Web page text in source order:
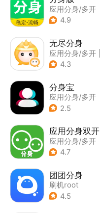
应用分身/多开
4.9
无尽分身
应用分身/多开
4.3
分身宝
应用分身/多开
2.5
应用分身双开
应用分身/多开
4.7
团团分身
刷机root
| 应用分身/多开
4.5